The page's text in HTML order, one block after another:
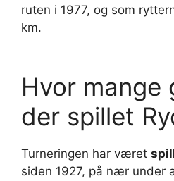
ruten i 1977, og som
km.
Hvor mange
der spillet
Turneringen har været
siden 1927, på nær under